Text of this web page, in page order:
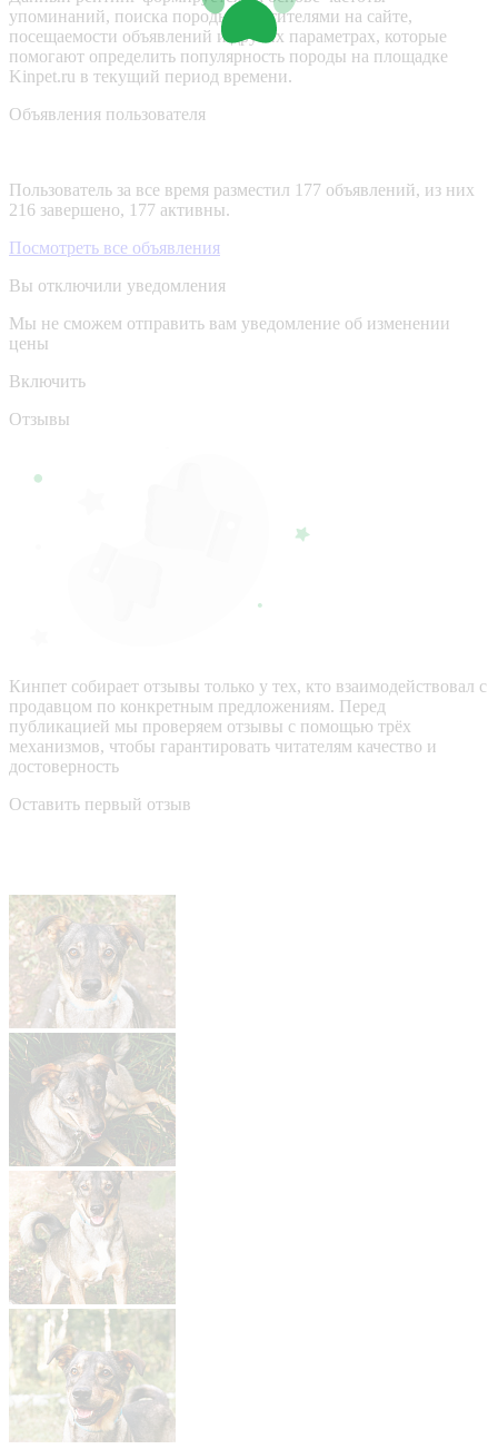
упоминаний, поиска породы посетителями на сайте,
посещаемости объявлений и других параметрах, которые
помогают определить популярность породы на площадке
Kinpet.ru в текущий период времени.
Объявления пользователя
Пользователь за все время разместил 177 объявлений, из них
216 завершено, 177 активны.
Посмотреть все объявления
Вы отключили уведомления
Мы не сможем отправить вам уведомление об изменении
цены
Включить
Отзывы
Кинпет собирает отзывы только у тех, кто взаимодействовал с
продавцом по конкретным предложениям. Перед
публикацией мы проверяем отзывы с помощью трёх
механизмов, чтобы гарантировать читателям качество и
достоверность
Оставить первый отзыв